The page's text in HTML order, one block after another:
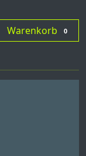
Warenkorb 0